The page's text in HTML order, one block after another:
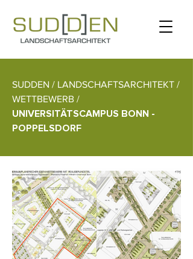
SUDDEN / LANDSCHAFTSARCHITEKT /
WETTBEWERB /
UNIVERSITÄTSCAMPUS BONN -
POPPELSDORF